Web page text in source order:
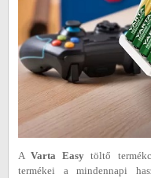
AVarta Easytöltő
termékei a mindennapi